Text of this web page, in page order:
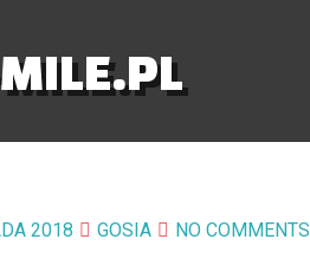
2018 GOSIA NO COMMENTS